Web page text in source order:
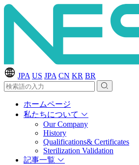
JPA US JPA CN KR BR
ホームページ
私たちについて
Our Company
History
Qualifications& Certificates
Sterilization Validation
記事一覧